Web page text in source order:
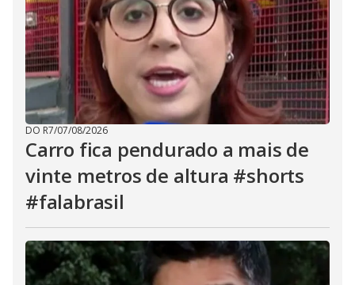
DO R7/07/08/2026
Carro fica pendurado a mais de
vinte metros de altura #shorts
#falabrasil